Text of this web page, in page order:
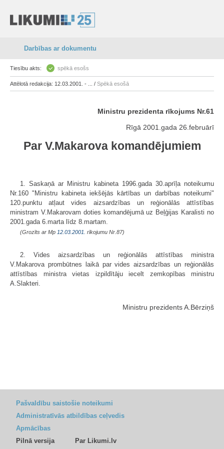
Darbības ar dokumentu
Tiesību akts: spēkā esošs
Attēlotā redakcija: 12.03.2001. - ... / Spēkā esošā
Ministru prezidenta rīkojums Nr.61
Rīgā 2001.gada 26.februārī
Par V.Makarova komandējumiem
1. Saskaņā ar Ministru kabineta 1996.gada 30.aprīļa noteikumu
Nr.160 "Ministru kabineta iekšējās kārtības un darbības noteikumi"
120.punktu atļaut vides aizsardzības un reģionālās attīstības
ministram V.Makarovam doties komandējumā uz Beļģijas Karalisti no
2001.gada 6.marta līdz 8.martam.
(Grozīts ar Mp 12.03.2001. rīkojumu Nr.87)
2. Vides aizsardzības un reģionālās attīstības ministra
V.Makarova prombūtnes laikā par vides aizsardzības un reģionālās
attīstības ministra vietas izpildītāju iecelt zemkopības ministru
A.Slakteri.
Ministru prezidents A.Bērziņš
Pašvaldību saistošie noteikumi
Administratīvās atbildības ceļvedis
Apmācības
Pilnā versija
Par Likumi.lv